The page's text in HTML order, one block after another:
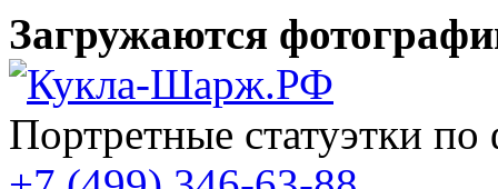
Загружаются
Портретные статуэтки по